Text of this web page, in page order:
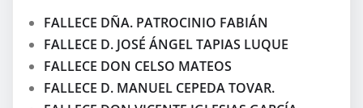
FALLECE DÑA. PATROCINIO FABIÁN
FALLECE D. JOSÉ ÁNGEL TAPIAS LUQUE
FALLECE DON CELSO MATEOS
FALLECE D. MANUEL CEPEDA TOVAR.